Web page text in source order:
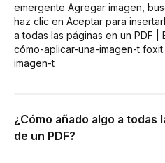
emergente Agregar imagen,
haz clic en Aceptar para
a todas las páginas en un PDF
cómo-aplicar-una-imagen-t
imagen-t
¿Cómo añado algo a todas
de un PDF?